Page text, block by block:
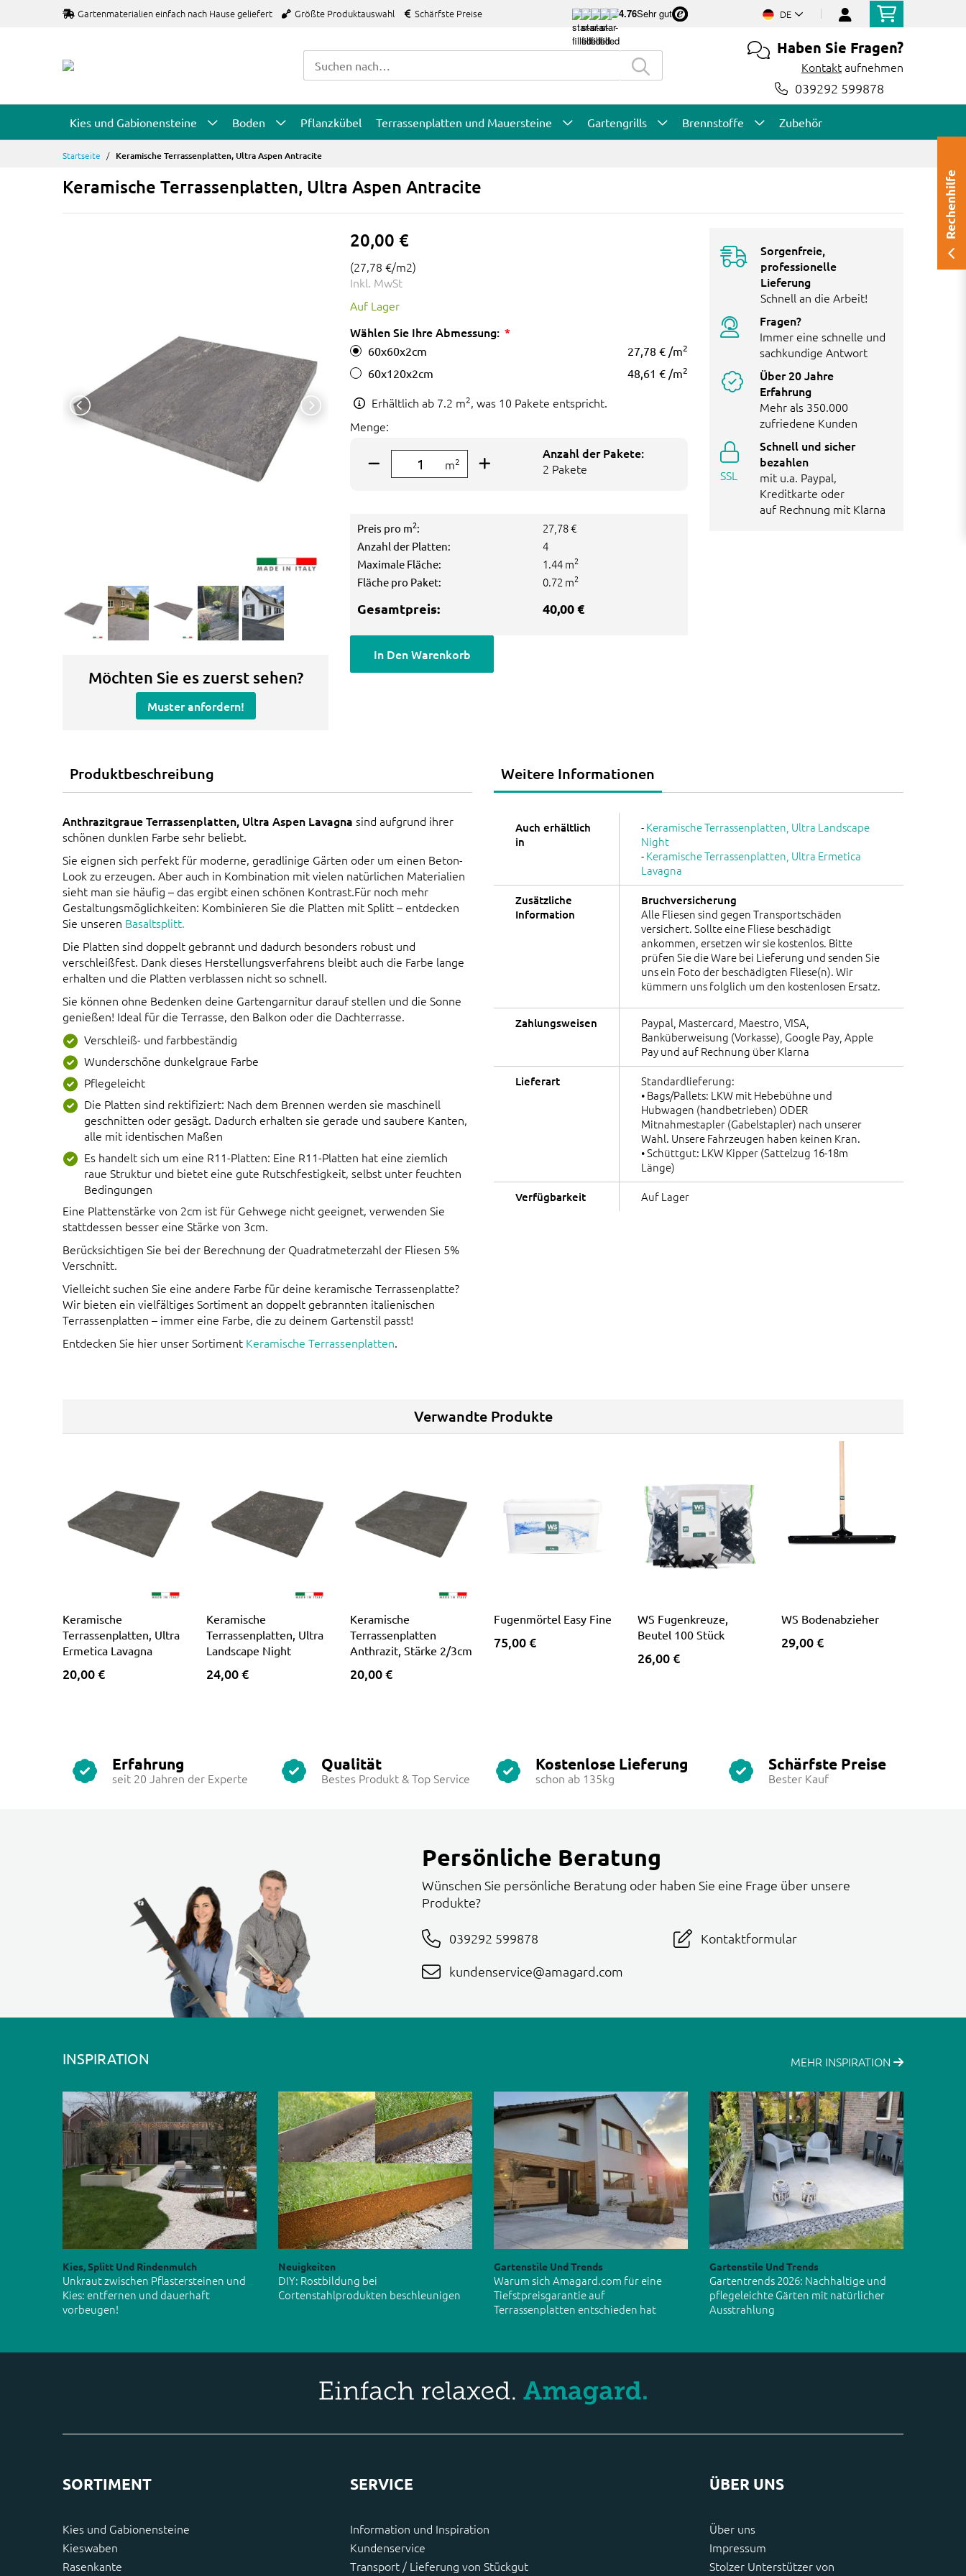
Gartenmaterialien einfach nach Hause geliefert Größte Produktauswahl Schärfste Preise 4.76Sehr gut DE
Haben Sie Fragen?
Kontaktaufnehmen
039292 599878
Kies und Gabionensteine Boden Pflanzkübel Terrassenplatten und Mauersteine Gartengrills Brennstoffe Zubehör
Startseite Keramische Terrassenplatten, Ultra Aspen Antracite
Keramische Terrassenplatten, Ultra Aspen Antracite
Möchten Sie es zuerst sehen?
Muster anfordern!
20,00 €
(27,78 €/m2)
Inkl. MwSt
Auf Lager
Wählen Sie Ihre Abmessung:
60x60x2cm 27,78 € /m2
60x120x2cm 48,61 € /m2
Erhältlich ab 7.2 m2, was 10 Pakete entspricht.
Menge:
m2
Anzahl der Pakete:
2 Pakete
Preis pro m2: 27,78 €
Anzahl der Platten: 4
Maximale Fläche: 1.44 m2
Fläche pro Paket: 0.72 m2
Gesamtpreis: 40,00 €
In Den Warenkorb
Sorgenfreie,
professionelle
Lieferung
Schnell an die Arbeit!
Fragen?
Immer eine schnelle und
sachkundige Antwort
Über 20 Jahre
Erfahrung
Mehr als 350.000
zufriedene Kunden
SSL
Schnell und sicher
bezahlen
mit u.a. Paypal,
Kreditkarte oder
auf Rechnung mit Klarna
Produktbeschreibung
Anthrazitgraue Terrassenplatten, Ultra Aspen Lavagna sind aufgrund ihrer
schönen dunklen Farbe sehr beliebt.
Sie eignen sich perfekt für moderne, geradlinige Gärten oder um einen Beton-
Look zu erzeugen. Aber auch in Kombination mit vielen natürlichen Materialien
sieht man sie häufig – das ergibt einen schönen Kontrast.Für noch mehr
Gestaltungsmöglichkeiten: Kombinieren Sie die Platten mit Splitt – entdecken
Sie unseren Basaltsplitt.
Die Platten sind doppelt gebrannt und dadurch besonders robust und
verschleißfest. Dank dieses Herstellungsverfahrens bleibt auch die Farbe lange
erhalten und die Platten verblassen nicht so schnell.
Sie können ohne Bedenken deine Gartengarnitur darauf stellen und die Sonne
genießen! Ideal für die Terrasse, den Balkon oder die Dachterrasse.
Verschleiß- und farbbeständig
Wunderschöne dunkelgraue Farbe
Pflegeleicht
Die Platten sind rektifiziert: Nach dem Brennen werden sie maschinell
geschnitten oder gesägt. Dadurch erhalten sie gerade und saubere Kanten,
alle mit identischen Maßen
Es handelt sich um eine R11-Platten: Eine R11-Platten hat eine ziemlich
raue Struktur und bietet eine gute Rutschfestigkeit, selbst unter feuchten
Bedingungen
Eine Plattenstärke von 2cm ist für Gehwege nicht geeignet, verwenden Sie
stattdessen besser eine Stärke von 3cm.
Berücksichtigen Sie bei der Berechnung der Quadratmeterzahl der Fliesen 5%
Verschnitt.
Vielleicht suchen Sie eine andere Farbe für deine keramische Terrassenplatte?
Wir bieten ein vielfältiges Sortiment an doppelt gebrannten italienischen
Terrassenplatten – immer eine Farbe, die zu deinem Gartenstil passt!
Entdecken Sie hier unser Sortiment Keramische Terrassenplatten.
Weitere Informationen
Auch erhältlich
in
-Keramische Terrassenplatten, Ultra Landscape
Night
-Keramische Terrassenplatten, Ultra Ermetica
Lavagna
Zusätzliche
Information
Bruchversicherung
Alle Fliesen sind gegen Transportschäden
versichert. Sollte eine Fliese beschädigt
ankommen, ersetzen wir sie kostenlos. Bitte
prüfen Sie die Ware bei Lieferung und senden Sie
uns ein Foto der beschädigten Fliese(n). Wir
kümmern uns folglich um den kostenlosen Ersatz.
Zahlungsweisen
Paypal, Mastercard, Maestro, VISA,
Banküberweisung (Vorkasse), Google Pay, Apple
Pay und auf Rechnung über Klarna
Lieferart
Standardlieferung:
• Bags/Pallets: LKW mit Hebebühne und
Hubwagen (handbetrieben) ODER
Mitnahmestapler (Gabelstapler) nach unserer
Wahl. Unsere Fahrzeugen haben keinen Kran.
• Schüttgut: LKW Kipper (Sattelzug 16-18m
Länge)
Verfügbarkeit Auf Lager
Verwandte Produkte
Keramische
Terrassenplatten, Ultra
Ermetica Lavagna
20,00 €
Keramische
Terrassenplatten, Ultra
Landscape Night
24,00 €
Keramische
Terrassenplatten
Anthrazit, Stärke 2/3cm
20,00 €
Fugenmörtel Easy Fine
75,00 €
WS Fugenkreuze,
Beutel 100 Stück
26,00 €
WS Bodenabzieher
29,00 €
Erfahrung
seit 20 Jahren der Experte
Qualität
Bestes Produkt & Top Service
Kostenlose Lieferung
schon ab 135kg
Schärfste Preise
Bester Kauf
Persönliche Beratung
Wünschen Sie persönliche Beratung oder haben Sie eine Frage über unsere
Produkte?
039292 599878
kundenservice@amagard.com
Kontaktformular
INSPIRATION MEHR INSPIRATION
Kies, Splitt Und Rindenmulch
Unkraut zwischen Pflastersteinen und
Kies: entfernen und dauerhaft
vorbeugen!
Neuigkeiten
DIY: Rostbildung bei
Cortenstahlprodukten beschleunigen
Gartenstile Und Trends
Warum sich Amagard.com für eine
Tiefstpreisgarantie auf
Terrassenplatten entschieden hat
Gartenstile Und Trends
Gartentrends 2026: Nachhaltige und
pflegeleichte Gärten mit natürlicher
Ausstrahlung
SORTIMENT
Kies und Gabionensteine
Kieswaben
Rasenkante
SERVICE
Information und Inspiration
Kundenservice
Transport / Lieferung von Stückgut
ÜBER UNS
Über uns
Impressum
Stolzer Unterstützer von
Rechenhilfe